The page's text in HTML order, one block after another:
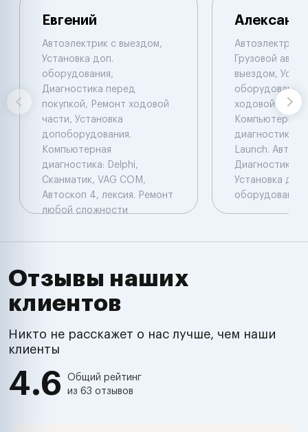
Евгений
Автоэлектрик с выездом,
Установка доп.
оборудования,
Диагностика перед
покупкой, Ремонт ходовой
части, Установка
допоборудования.
Компьютерная
диагностика: Delphi,
Сканматик, VAG COM,
Автоскоп 4, лексия. Ремонт
любой сложности
Автоэлектрик
Грузовой
выездом,
ходовой части.
Компьютерная
диагностика:
Launch.
Диагностика.
Установка доп
оборудования.
Отзывы наших
клиентов
Никто не расскажет о нас лучше, чем наши
клиенты
4.6
Общий рейтинг
из 63 отзывов